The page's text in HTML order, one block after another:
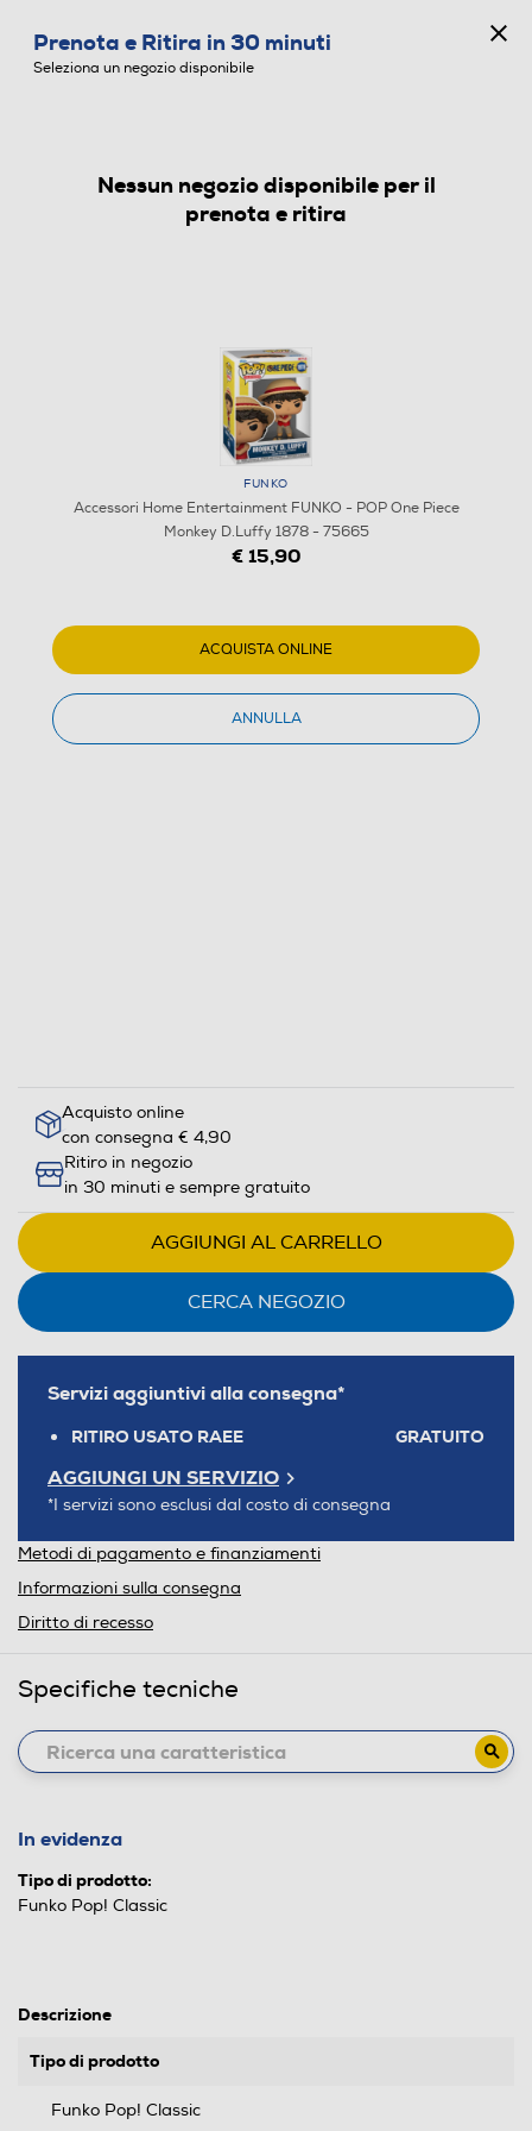
ACCESSORI HOME ENTERTAINMENT
1/2
Acquisto online
con consegna € 4,90
Ritiro in negozio
in 30 minuti e sempre gratuito
AGGIUNGI AL CARRELLO
CERCA NEGOZIO
Servizi aggiuntivi alla consegna*
RITIRO USATO RAEE GRATUITO
AGGIUNGI UN SERVIZIO
*I servizi sono esclusi dal costo di consegna
Metodi di pagamento e finanziamenti
Informazioni sulla consegna
Diritto di recesso
Specifiche tecniche
In evidenza
Tipo di prodotto:
Funko Pop! Classic
Descrizione
Tipo di prodotto
Funko Pop! Classic
Prenota e Ritira in 30 minuti
Seleziona un negozio disponibile
Nessun negozio disponibile per il
prenota e ritira
FUNKO
Accessori Home Entertainment FUNKO - POP One Piece
Monkey D.Luffy 1878 - 75665
€ 15,90
ACQUISTA ONLINE
ANNULLA